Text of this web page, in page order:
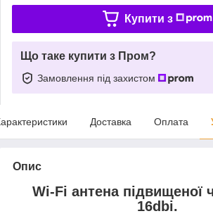
Купити з
Що таке купити з Пром?
Замовлення під захистом
Доставка Оплата
Опис
Wi-Fi антена підвищеної
16dbi.